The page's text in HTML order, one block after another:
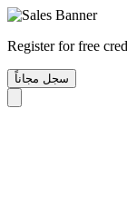
Register for free
سجل مجاناً